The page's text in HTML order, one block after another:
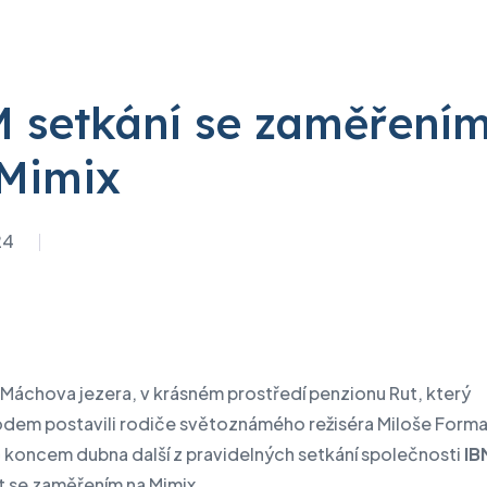
bezpečnost
datových center
datových center
Digitální
transformace
stavu záruky
stavu zakázky
IBM
setkání se
Máchova jezera, v krásném prostředí penzionu Rut, který
postavili rodiče světoznámého režiséra Miloše
dubna další z pravidelných setkání společnosti